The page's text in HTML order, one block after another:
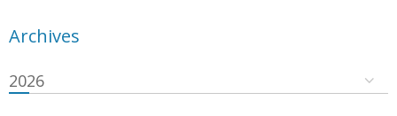
Archives
2026